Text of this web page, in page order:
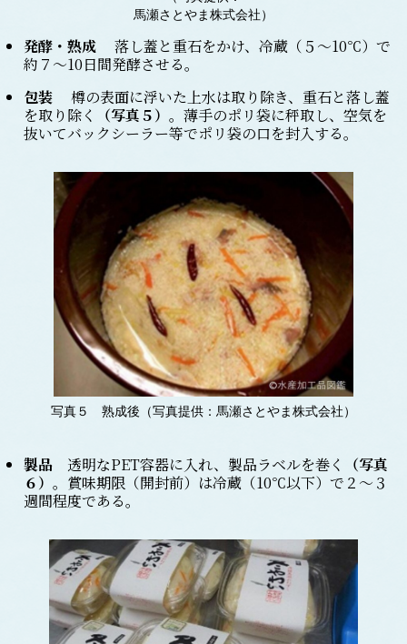
馬瀬さとやま株式会社）
発酵・熟成
落し蓋と重石をかけ、冷蔵（５～10℃）で
約７～10日間発酵させる。
包装 樽の表面に浮いた上水は取り除き、重石と落し蓋
を取り除く
（写真５） 。薄手のポリ袋に秤取し、空気を
抜いてバックシーラー等でポリ袋の口を封入する。
写真５ 熟成後（写真提供：馬瀬さとやま株式会社）
製品 透明なPET容器に入れ、製品ラベルを巻く
（写真
６） 。賞味期限（開封前）は冷蔵（10℃以下）で２～３
週間程度である。